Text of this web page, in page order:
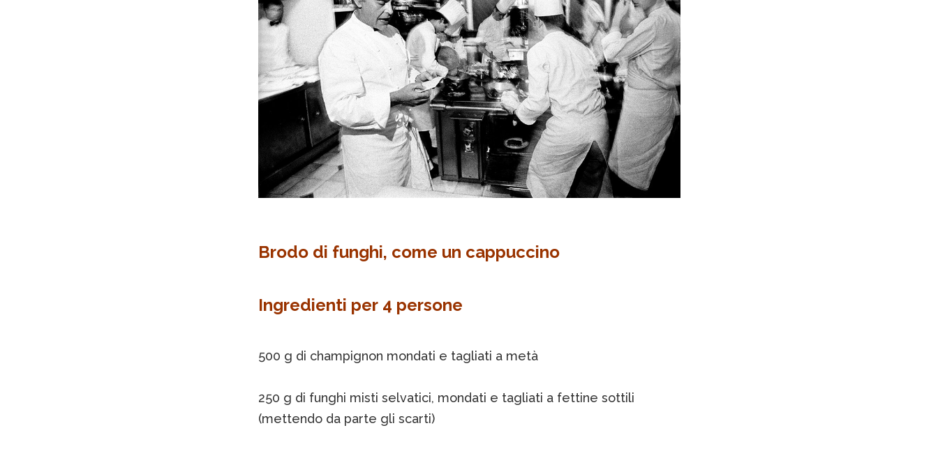
Brodo di funghi, come un cappuccino
Ingredienti per 4 persone
500 g di champignon mondati e tagliati a metà
250 g di funghi misti selvatici, mondati e tagliati a fettine sottili
(mettendo da parte gli scarti)